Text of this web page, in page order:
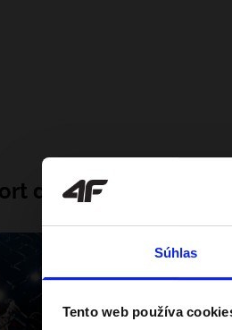
Súhlas
Tento web používa
do hĺbky